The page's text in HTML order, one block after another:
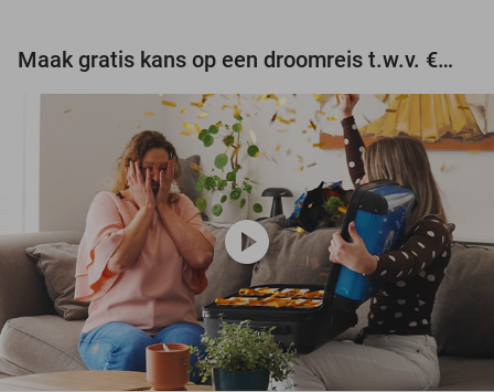
Maak gratis kans op een droomreis t.w.v. €3.000!
play_circle